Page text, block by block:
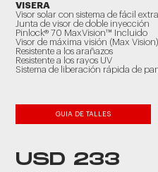
VISERA
Visor solar con sistema de fácil
Junta de visor de doble inyección
Pinlock® 70 MaxVision™ Incluido
Visor de máxima visión (Max Vision)
Resistente a los arañazos
Resistente a los rayos UV
Sistema de liberación rápida de
GUIA DE TALLES
USD 233